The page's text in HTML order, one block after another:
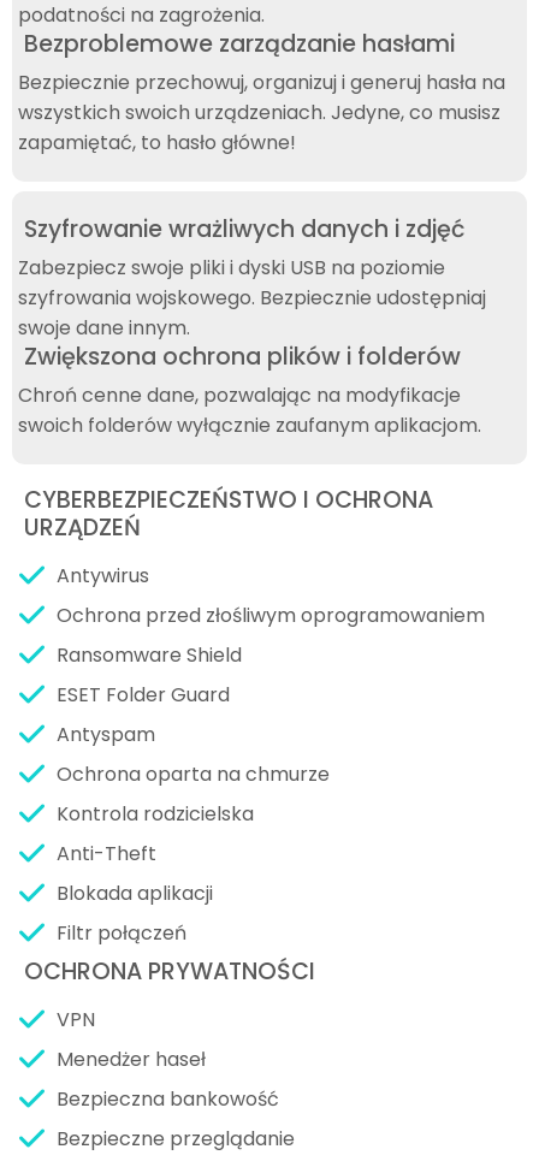
podatności na zagrożenia.
Bezproblemowe zarządzanie hasłami
Bezpiecznie przechowuj, organizuj i generuj hasła na
wszystkich swoich urządzeniach. Jedyne, co musisz
zapamiętać, to hasło główne!
Szyfrowanie wrażliwych danych i zdjęć
Zabezpiecz swoje pliki i dyski USB na poziomie
szyfrowania wojskowego. Bezpiecznie udostępniaj
swoje dane innym.
Zwiększona ochrona plików i folderów
Chroń cenne dane, pozwalając na modyfikacje
swoich folderów wyłącznie zaufanym aplikacjom.
CYBERBEZPIECZEŃSTWO I OCHRONA
URZĄDZEŃ
Antywirus
Ochrona przed złośliwym oprogramowaniem
Ransomware Shield
ESET Folder Guard
Antyspam
Ochrona oparta na chmurze
Kontrola rodzicielska
Anti-Theft
Blokada aplikacji
Filtr połączeń
OCHRONA PRYWATNOŚCI
VPN
Menedżer haseł
Bezpieczna bankowość
Bezpieczne przeglądanie